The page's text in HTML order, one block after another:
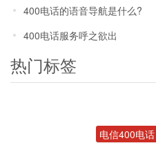
400电话的语音导航是什么?
400电话服务呼之欲出
热门标签
电信400电话